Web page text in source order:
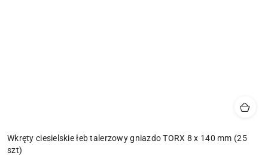
Wkręty ciesielskie łeb talerzowy gniazdo TORX 8 x 140 mm (25
szt)